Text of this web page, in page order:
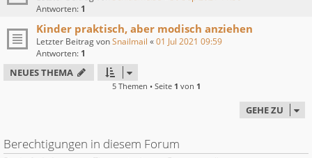
Antworten: 1
Kinder praktisch, aber modisch anziehen
Letzter Beitrag vonSnailmail «01 Jul 2021 09:59
Antworten: 1
NEUES THEMA
5 Themen • Seite 1 von 1
GEHE ZU
Berechtigungen in diesem Forum